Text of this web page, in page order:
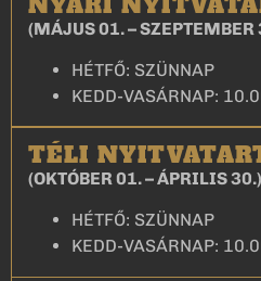
(MÁJUS 01. – SZEPTEMBER
HÉTFŐ: SZÜNNAP
KEDD-VASÁRNAP:
TÉLI
(OKTÓBER 01. – ÁPRILIS 30.)
HÉTFŐ: SZÜNNAP
KEDD-VASÁRNAP: